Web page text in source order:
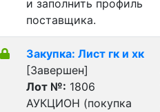
и заполнить профиль
поставщика.
Закупка: Лист гк и хк
[Завершен]
Лот №: 1806
АУКЦИОН (покупка